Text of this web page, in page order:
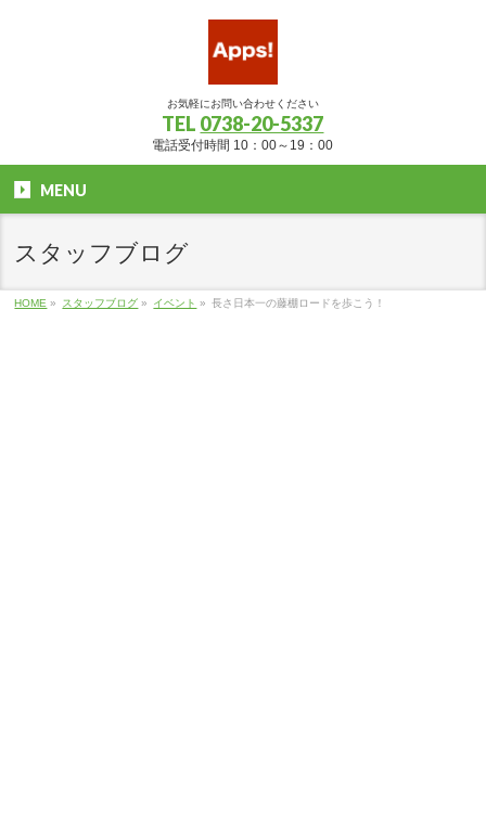
お気軽にお問い合わせください
TEL 0738-20-5337
電話受付時間 10：00～19：00
MENU
スタッフブログ
HOME » スタッフブログ » イベント » 長さ日本一の藤棚ロードを歩こう！